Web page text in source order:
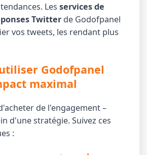
Lesservices de
Twitter de Godofpanel
vos tweets, les rendant plus
Godofpanel
maximal
de l'engagement –
d'une stratégie. Suivez ces
: